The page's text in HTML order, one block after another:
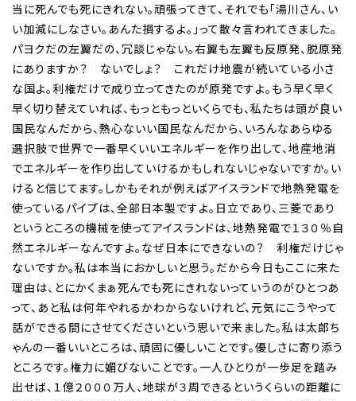
当に死んでも死にきれない。頑張ってきて、それでも「湯川さん、い
い加減にしなさい。あんた損するよ。」って散々言われてきました。
パヨクだの左翼だの、冗談じゃない。右翼も左翼も反原発、脱原発
にありますか？ ないでしょ？ これだけ地震が続いている小さ
な国よ。利権だけで成り立ってきたのが原発ですよ。もう早く早く
早く切り替えていれば、もっともっといくらでも、私たちは頭が良い
国民なんだから、熱心ないい国民なんだから、いろんなあらゆる
選択肢で世界で一番早くいいエネルギーを作り出して、地産地消
でエネルギーを作り出していけるかもしれないじゃないですか。い
けると信じてます。しかもそれが例えばアイスランドで地熱発電を
使っているパイプは、全部日本製ですよ。日立であり、三菱であり
というところの機械を使ってアイスランドは、地熱発電で１３０％自
然エネルギーなんですよ。なぜ日本にできないの？ 利権だけじゃ
ないですか。私は本当におかしいと思う。だから今日もここに来た
理由は、とにかくまぁ死んでも死にきれないっていうのがひとつあ
って、あと私は何年やれるかわからないけれど、元気にこうやって
話ができる間にさせてくださいという思いで来ました。私は太郎ち
ゃんの一番いいところは、頑固に優しいことです。優しさに寄り添う
ところです。権力に媚びないことです。一人ひとりが一歩足を踏み
出せば、１億２０００万人、地球が３周できるというくらいの距離に